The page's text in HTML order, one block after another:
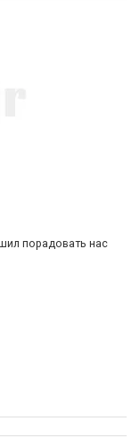
порадовать нас